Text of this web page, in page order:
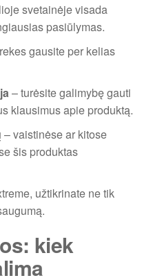
svetainėje visada
pasiūlymas.
gausite per kelias
– turėsite galimybę gauti
klausimus apie produktą.
– vaistinėse ar kitose
šis produktas
užtikrinate ne tik
kiek